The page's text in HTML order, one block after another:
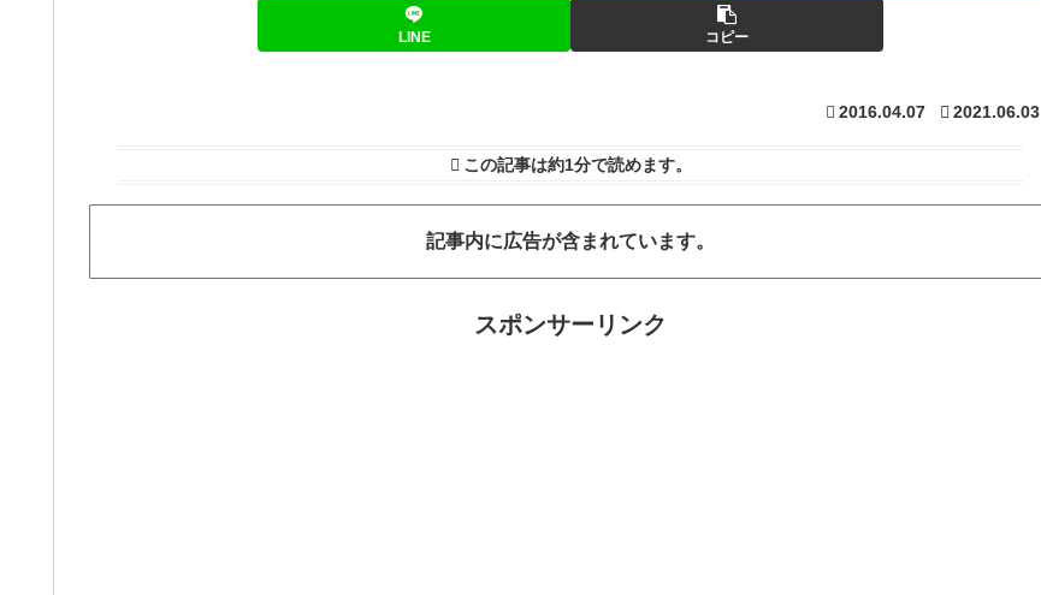
LINE コピー
2016.04.07 2021.06.03
この記事は約1分で読めます。
記事内に広告が含まれています。
スポンサーリンク